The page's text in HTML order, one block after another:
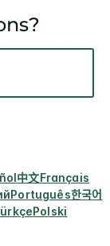
中文Français
Português한국어
Polski